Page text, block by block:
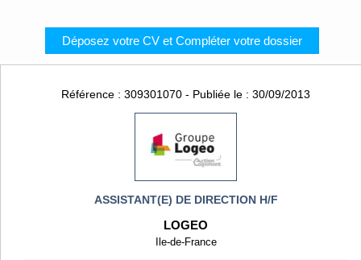
Déposez votre CV et Compléter votre dossier
Référence : 309301070 - Publiée le : 30/09/2013
ASSISTANT(E) DE DIRECTION H/F
LOGEO
Ile-de-France